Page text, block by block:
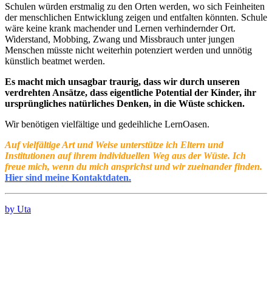
Schulen würden erstmalig zu den Orten werden, wo sich Feinheiten
der menschlichen Entwicklung zeigen und entfalten könnten. Schule
wäre keine krank machender und Lernen verhindernder Ort.
Widerstand, Mobbing, Zwang und Missbrauch unter jungen
Menschen müsste nicht weiterhin potenziert werden und unnötig
künstlich beatmet werden.
Es macht mich unsagbar traurig, dass wir durch unseren
verdrehten Ansätze, dass eigentliche Potential der Kinder, ihr
ursprüngliches natürliches Denken, in die Wüste schicken.
Wir benötigen vielfältige und gedeihliche LernOasen.
Auf vielfältige Art und Weise unterstütze ich Eltern und
Institutionen auf ihrem individuellen Weg aus der Wüste. Ich
freue mich, wenn du mich ansprichst und wir zueinander finden.
Hier sind meine Kontaktdaten.
by Uta